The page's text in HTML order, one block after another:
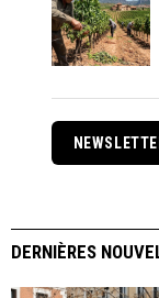
DERNIÈRES